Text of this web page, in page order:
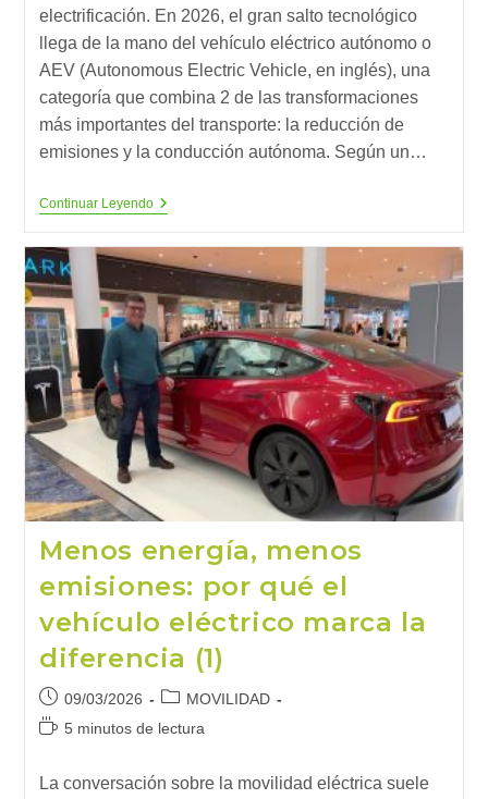
electrificación. En 2026, el gran salto tecnológico
llega de la mano del vehículo eléctrico autónomo o
AEV (Autonomous Electric Vehicle, en inglés), una
categoría que combina 2 de las transformaciones
más importantes del transporte: la reducción de
emisiones y la conducción autónoma. Según un…
Continuar LeyendoCoches
Y
Sin
Emisiones:
La
Disrupción
Que
Va
A
Transformar
Nuestra
Movilidad
Menos energía, menos
emisiones: por qué el
vehículo eléctrico marca la
diferencia (1)
Publicación
de
09/03/2026
Categoría
de
MOVILIDAD
Tiempo5 minutos de lectura
La conversación sobre la movilidad eléctrica suele